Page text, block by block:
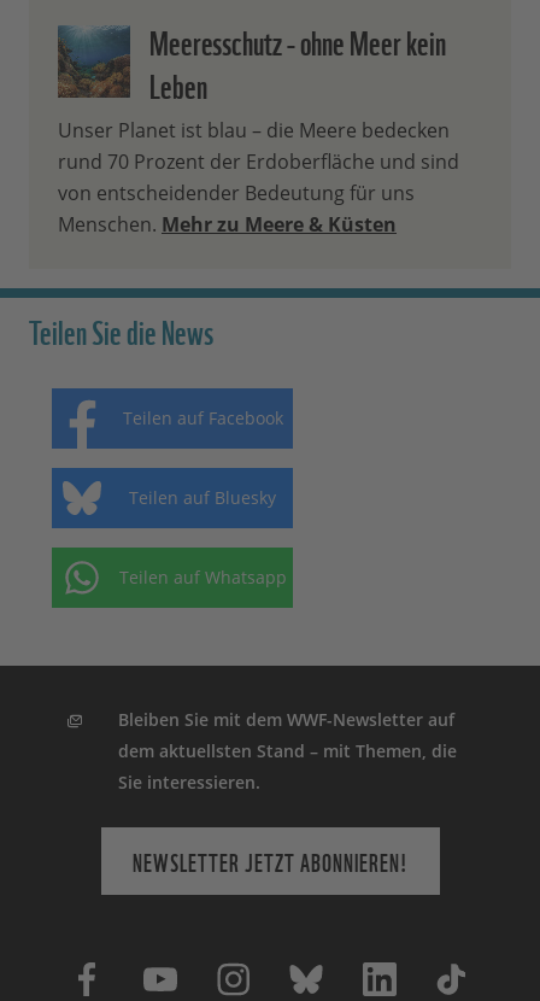
Meeresschutz - ohne Meer kein
Leben
Unser Planet ist blau – die Meere bedecken
rund 70 Prozent der Erdoberfläche und sind
von entscheidender Bedeutung für uns
Menschen. Mehr zu Meere & Küsten
Teilen Sie die News
Teilen auf Facebook
Teilen auf Bluesky
Teilen auf Whatsapp
Bleiben Sie mit dem WWF-Newsletter auf
dem aktuellsten Stand – mit Themen, die
Sie interessieren.
NEWSLETTER JETZT ABONNIEREN!